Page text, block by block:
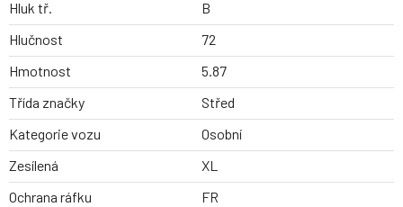
Hluk tř.
B
Hlučnost
72
Hmotnost
5.87
Třída značky
Střed
Kategorie vozu
Osobní
Zesílená
XL
Ochrana ráfku
FR